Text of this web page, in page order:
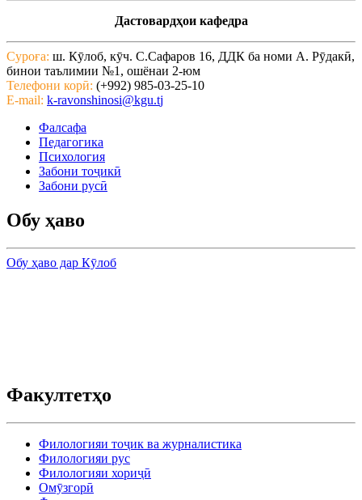
Дастовардҳои кафедра
Суроға: ш. Кӯлоб, кӯч. С.Сафаров 16, ДДК ба номи А. Рӯдакӣ,
бинои таълимии №1, ошёнаи 2-юм
Телефони корӣ: (+992) 985-03-25-10
E-mail: k-ravonshinosi@kgu.tj
Фалсафа
Педагогика
Психология
Забони тоҷикӣ
Забони русӣ
Обу ҳаво
Обу ҳаво дар Кӯлоб
Факултетҳо
Филологияи тоҷик ва журналистика
Филологияи рус
Филологияи хориҷӣ
Омӯзгорӣ